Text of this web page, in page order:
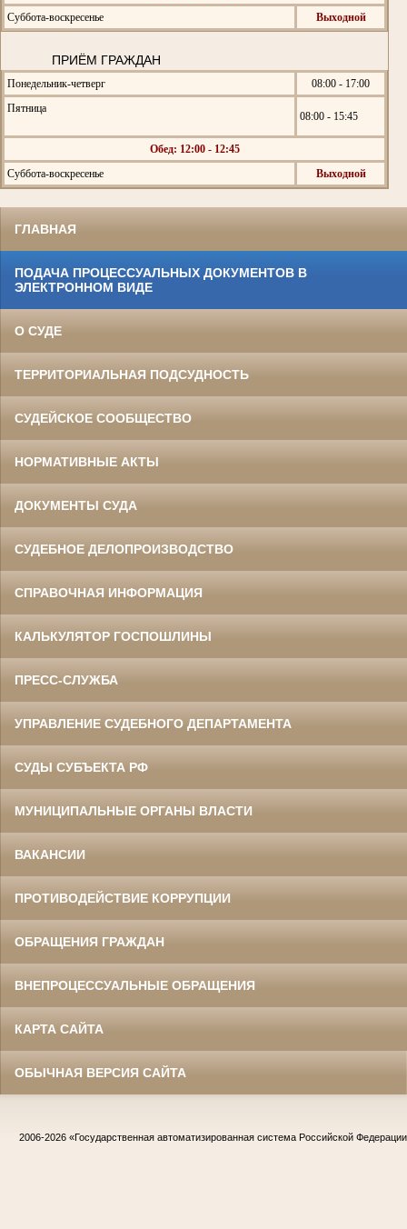
Суббота-воскресенье
Выходной
ПРИЁМ ГРАЖДАН
Понедельник-четверг
08:00 - 17:00
Пятница
08:00 - 15:45
Обед: 12:00 - 12:45
Суббота-воскресенье
Выходной
ГЛАВНАЯ
ПОДАЧА ПРОЦЕССУАЛЬНЫХ ДОКУМЕНТОВ В
ЭЛЕКТРОННОМ ВИДЕ
О СУДЕ
ТЕРРИТОРИАЛЬНАЯ ПОДСУДНОСТЬ
СУДЕЙСКОЕ СООБЩЕСТВО
НОРМАТИВНЫЕ АКТЫ
ДОКУМЕНТЫ СУДА
СУДЕБНОЕ ДЕЛОПРОИЗВОДСТВО
СПРАВОЧНАЯ ИНФОРМАЦИЯ
КАЛЬКУЛЯТОР ГОСПОШЛИНЫ
ПРЕСС-СЛУЖБА
УПРАВЛЕНИЕ СУДЕБНОГО ДЕПАРТАМЕНТА
СУДЫ СУБЪЕКТА РФ
МУНИЦИПАЛЬНЫЕ ОРГАНЫ ВЛАСТИ
ВАКАНСИИ
ПРОТИВОДЕЙСТВИЕ КОРРУПЦИИ
ОБРАЩЕНИЯ ГРАЖДАН
ВНЕПРОЦЕССУАЛЬНЫЕ ОБРАЩЕНИЯ
КАРТА САЙТА
ОБЫЧНАЯ ВЕРСИЯ САЙТА
2006-2026 «Государственная автоматизированная система Российской